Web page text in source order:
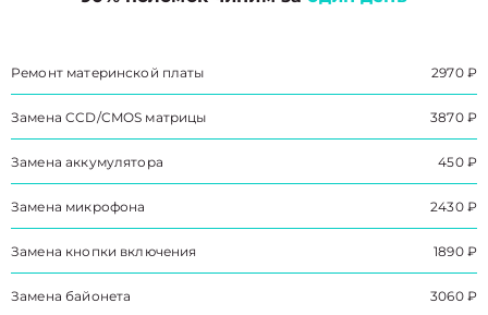
Ремонт материнской платы 2970 ₽
Замена CCD/CMOS матрицы 3870 ₽
Замена аккумулятора 450 ₽
Замена микрофона 2430 ₽
Замена кнопки включения 1890 ₽
Замена байонета 3060 ₽